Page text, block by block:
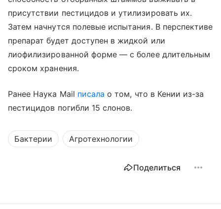
присутствии пестицидов и утилизировать их.
Затем начнутся полевые испытания. В перспективе
препарат будет доступен в жидкой или
лиофилизированной форме — с более длительным
сроком хранения.
Ранее Наука Mail писала о том, что в Кении из-за
пестицидов погибли 15 слонов.
Бактерии Агротехнологии
Поделиться